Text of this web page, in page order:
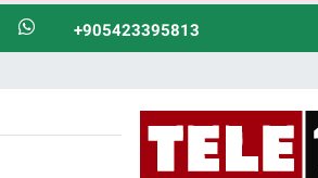
+905423395813